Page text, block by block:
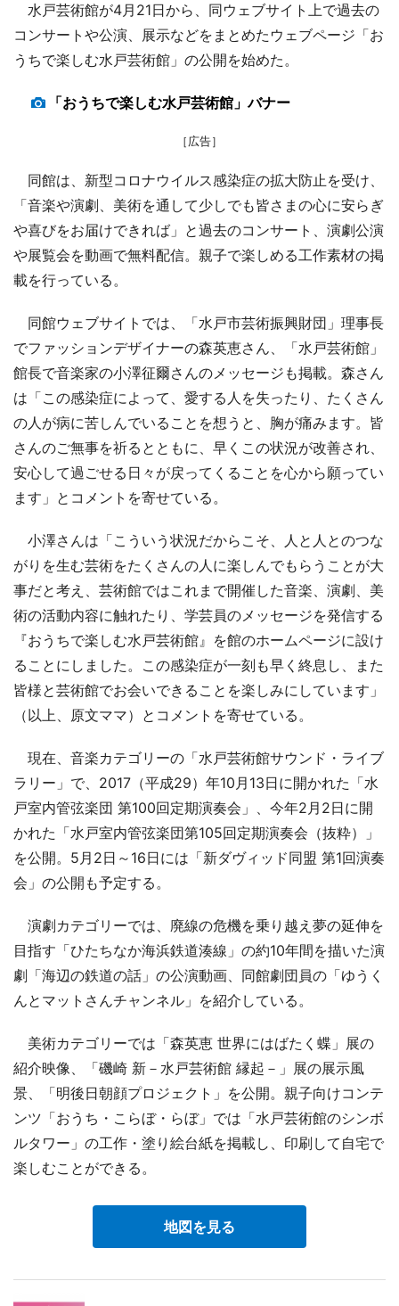
水戸芸術館が4月21日から、同ウェブサイト上で過去の
コンサートや公演、展示などをまとめたウェブページ「お
うちで楽しむ水戸芸術館」の公開を始めた。
「おうちで楽しむ水戸芸術館」バナー
［広告］
同館は、新型コロナウイルス感染症の拡大防止を受け、
「音楽や演劇、美術を通して少しでも皆さまの心に安らぎ
や喜びをお届けできれば」と過去のコンサート、演劇公演
や展覧会を動画で無料配信。親子で楽しめる工作素材の掲
載を行っている。
同館ウェブサイトでは、「水戸市芸術振興財団」理事長
でファッションデザイナーの森英恵さん、「水戸芸術館」
館長で音楽家の小澤征爾さんのメッセージも掲載。森さん
は「この感染症によって、愛する人を失ったり、たくさん
の人が病に苦しんでいることを想うと、胸が痛みます。皆
さんのご無事を祈るとともに、早くこの状況が改善され、
安心して過ごせる日々が戻ってくることを心から願ってい
ます」とコメントを寄せている。
小澤さんは「こういう状況だからこそ、人と人とのつな
がりを生む芸術をたくさんの人に楽しんでもらうことが大
事だと考え、芸術館ではこれまで開催した音楽、演劇、美
術の活動内容に触れたり、学芸員のメッセージを発信する
『おうちで楽しむ水戸芸術館』を館のホームページに設け
ることにしました。この感染症が一刻も早く終息し、また
皆様と芸術館でお会いできることを楽しみにしています」
（以上、原文ママ）とコメントを寄せている。
現在、音楽カテゴリーの「水戸芸術館サウンド・ライブ
ラリー」で、2017（平成29）年10月13日に開かれた「水
戸室内管弦楽団 第100回定期演奏会」、今年2月2日に開
かれた「水戸室内管弦楽団第105回定期演奏会（抜粋）」
を公開。5月2日～16日には「新ダヴィッド同盟 第1回演奏
会」の公開も予定する。
演劇カテゴリーでは、廃線の危機を乗り越え夢の延伸を
目指す「ひたちなか海浜鉄道湊線」の約10年間を描いた演
劇「海辺の鉄道の話」の公演動画、同館劇団員の「ゆうく
んとマットさんチャンネル」を紹介している。
美術カテゴリーでは「森英恵 世界にはばたく蝶」展の
紹介映像、「磯崎 新－水戸芸術館 縁起－」展の展示風
景、「明後日朝顔プロジェクト」を公開。親子向けコンテ
ンツ「おうち・こらぼ・らぼ」では「水戸芸術館のシンボ
ルタワー」の工作・塗り絵台紙を掲載し、印刷して自宅で
楽しむことができる。
地図を見る